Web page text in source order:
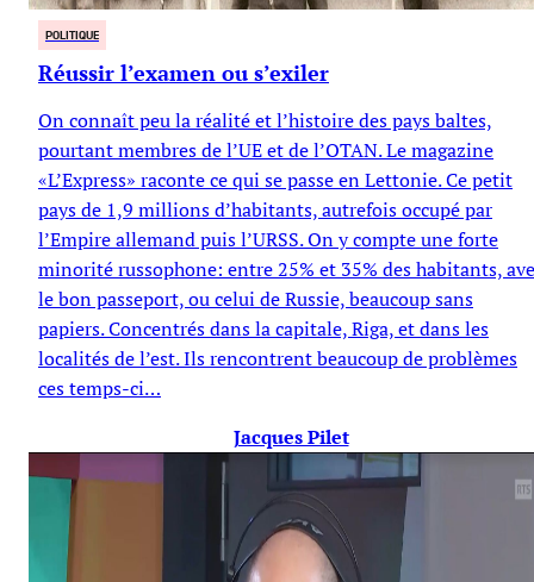
POLITIQUE
Réussir l’examen ou s’exiler
On connaît peu la réalité et l’histoire des pays baltes,
pourtant membres de l’UE et de l’OTAN. Le magazine
«L’Express» raconte ce qui se passe en Lettonie. Ce petit
pays de 1,9 millions d’habitants, autrefois occupé par
l’Empire allemand puis l’URSS. On y compte une forte
minorité russophone: entre 25% et 35% des habitants,
le bon passeport, ou celui de Russie, beaucoup sans
papiers. Concentrés dans la capitale, Riga, et dans les
localités de l’est. Ils rencontrent beaucoup de problèmes
ces temps-ci…
Jacques Pilet